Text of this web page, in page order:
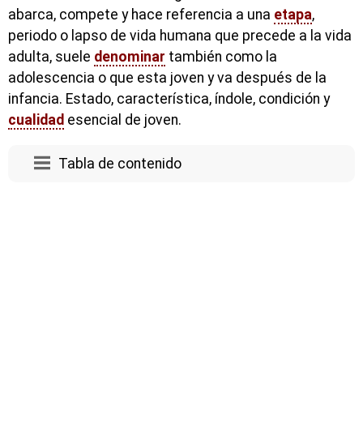
abarca, compete y hace referencia a una etapa,
periodo o lapso de vida humana que precede a la vida
adulta, suele denominar también como la
adolescencia o que esta joven y va después de la
infancia. Estado, característica, índole, condición y
cualidad esencial de joven.
Tabla de contenido